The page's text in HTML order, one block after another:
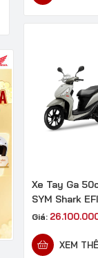
Xe Tay Ga
SYM Shark EFI
Giá:
XEM